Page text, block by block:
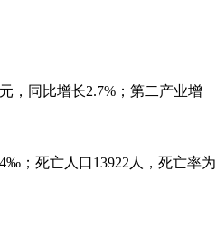
，同比增长2.7% ；第二产业增
‰；死亡人口13922 人，死亡率为